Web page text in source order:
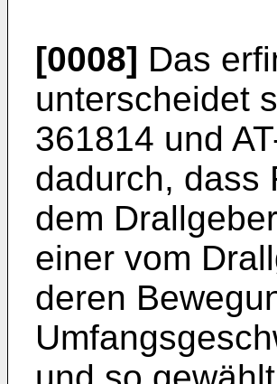
[0008] Das
unterscheidet
361814 und
dadurch, dass
dem
einer vom
deren